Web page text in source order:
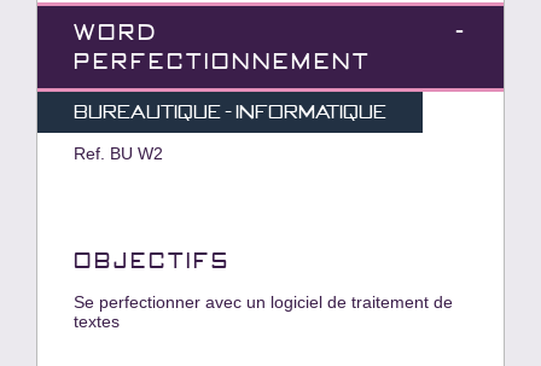
WORD -
PERFECTIONNEMENT
Bureautique - Informatique
Ref. BU W2
OBJECTIFS
Se perfectionner avec un logiciel de traitement de
textes